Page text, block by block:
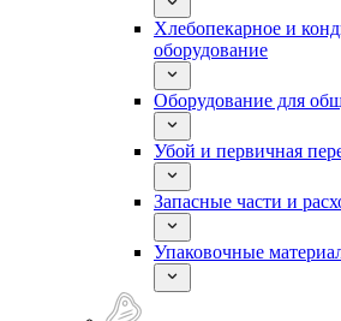
Хлебопекарное и
оборудование
Оборудование для
Убой и первичная
Запасные части и
Упаковочные